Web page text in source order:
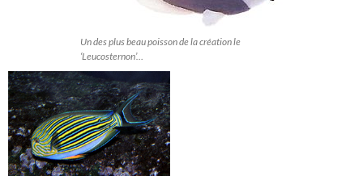
Un des plus beau poisson de la création le
‘Leucosternon’…